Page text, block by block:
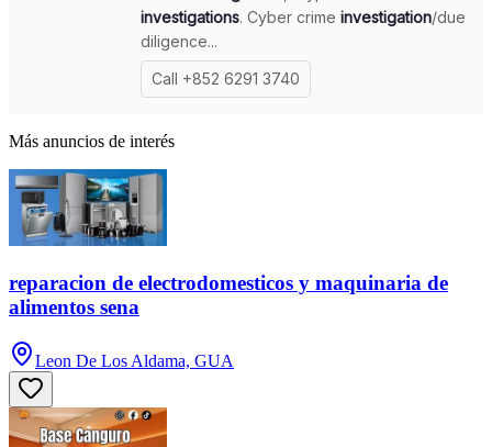
Más anuncios de interés
reparacion de electrodomesticos y maquinaria de
alimentos sena
Leon De Los Aldama, GUA